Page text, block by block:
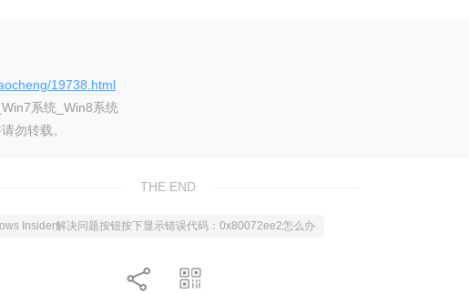
19738.html
系统_Win8系统
勿转载。
THE END
Insider解决问题按钮按下显示错误代码：0x80072ee2怎么办